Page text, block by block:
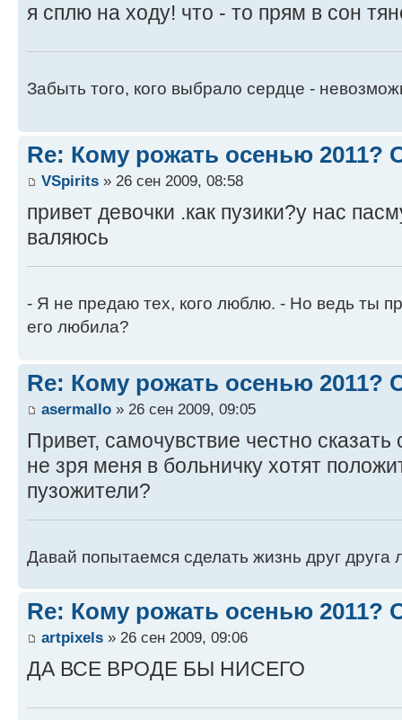
я сплю на ходу! что - то прям в сон
Забыть того, кого выбрало сердце -
Re: Кому рожать осенью 2011?
VSpirits » 26 сен 2009, 08:58
привет девочки .как пузики?у нас
валяюсь
- Я не предаю тех, кого люблю. - Но ведь ты
его любила?
Re: Кому рожать осенью 2011?
asermallo » 26 сен 2009, 09:05
Привет, самочувствие честно
не зря меня в больничку хотят
пузожители?
Давай попытаемся сделать жизнь друг друга
Re: Кому рожать осенью 2011?
artpixels » 26 сен 2009, 09:06
ДА ВСЕ ВРОДЕ БЫ НИСЕГО